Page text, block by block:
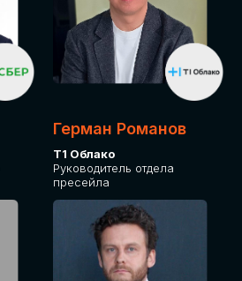
Герман Романов
Т1 Облако
Руководитель отдела
пресейла